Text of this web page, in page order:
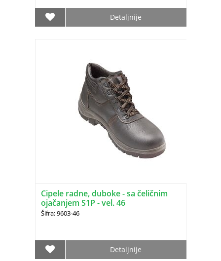
Detaljnije
Cipele radne, duboke - sa čeličnim
ojačanjem S1P - vel. 46
Šifra: 9603-46
Detaljnije